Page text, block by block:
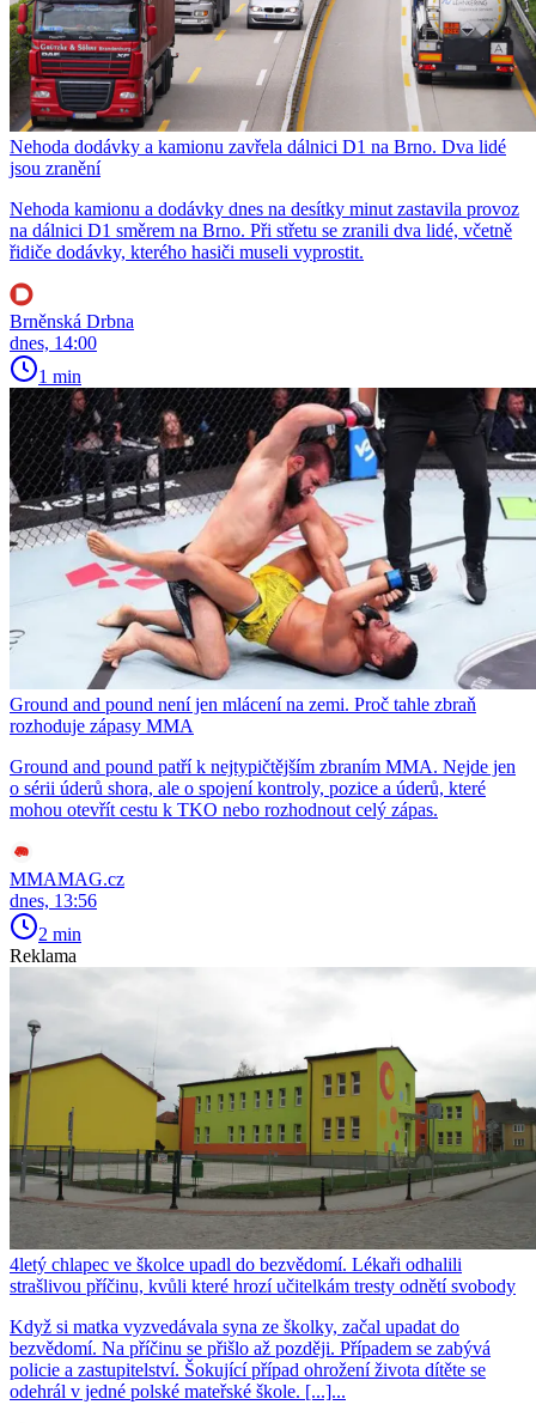
Nehoda dodávky a kamionu zavřela dálnici D1 na Brno. Dva lidé
jsou zranění
Nehoda kamionu a dodávky dnes na desítky minut zastavila provoz
na dálnici D1 směrem na Brno. Při střetu se zranili dva lidé, včetně
řidiče dodávky, kterého hasiči museli vyprostit.
Brněnská Drbna
dnes, 14:00
1 min
Ground and pound není jen mlácení na zemi. Proč tahle zbraň
rozhoduje zápasy MMA
Ground and pound patří k nejtypičtějším zbraním MMA. Nejde jen
o sérii úderů shora, ale o spojení kontroly, pozice a úderů, které
mohou otevřít cestu k TKO nebo rozhodnout celý zápas.
MMAMAG.cz
dnes, 13:56
2 min
Reklama
4letý chlapec ve školce upadl do bezvědomí. Lékaři odhalili
strašlivou příčinu, kvůli které hrozí učitelkám tresty odnětí svobody
Když si matka vyzvedávala syna ze školky, začal upadat do
bezvědomí. Na příčinu se přišlo až později. Případem se zabývá
policie a zastupitelství. Šokující případ ohrožení života dítěte se
odehrál v jedné polské mateřské škole. [...]...